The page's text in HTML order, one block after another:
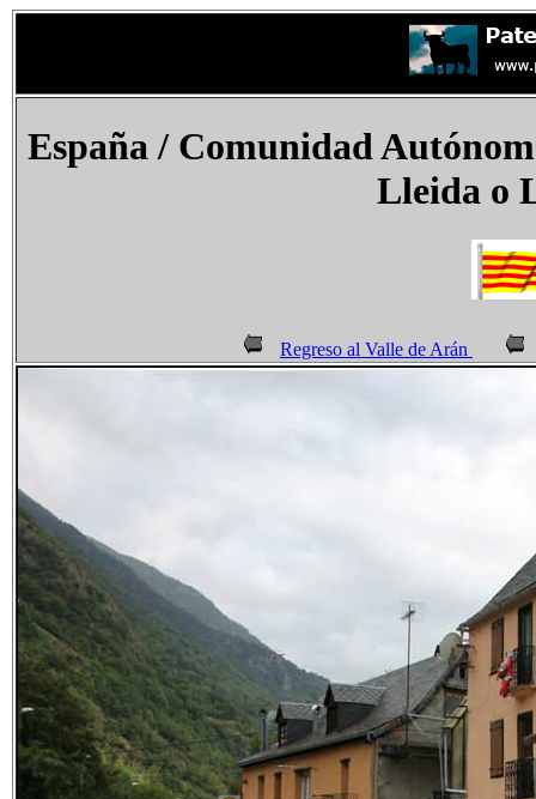
España/ Comunidad
Lleida o
Regreso al Valle de Arán